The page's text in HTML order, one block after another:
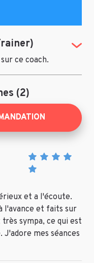
ce coach.
(2)
et a l'écoute.
l'avance et faits sur
sympa, ce qui est
mes séances